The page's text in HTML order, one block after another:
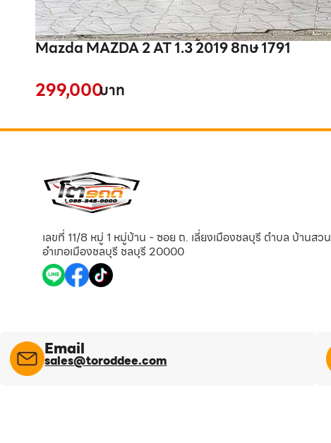
Mazda MAZDA 2 AT 1.3 2019 8กษ 1791
299,000บาท
เลขที่ 11/8 หมู่ 1 หมู่บ้าน - ซอย ถ. เลี่ยงเมืองชลบุรี ตำบล บ้านสวน
อำเภอเมืองชลบุรี ชลบุรี 20000
Email
sales@toroddee.com